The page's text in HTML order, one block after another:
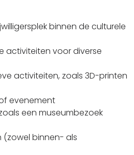
binnen de culturele
activiteiten voor diverse
activiteiten, zoals 3D-printen
evenement
een museumbezoek
(zowel binnen- als